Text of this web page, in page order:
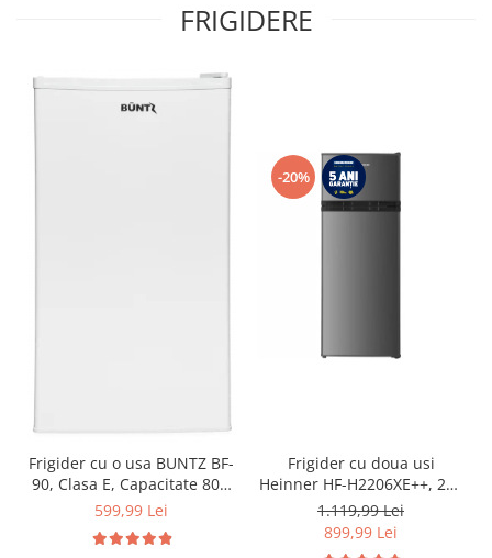
FRIGIDERE
Frigider cu o usa BUNTZ BF-
90, Clasa E, Capacitate 80L,
Iluminare interioara,
cm, Alb
599,99 Lei
-20%
Frigider cu doua usi
Heinner HF-H2206XE++, 206
l, Clasa E, lumina LED, 3
rafturi de sticla, H 143 cm,
Inox
1.119,99 Lei
899,99 Lei